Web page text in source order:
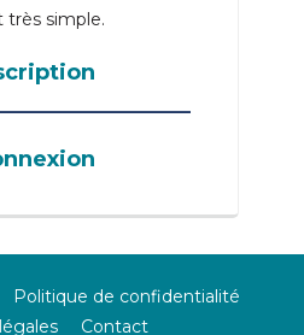
très simple.
Politique de confidentialité
Contact